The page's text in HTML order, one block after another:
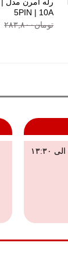
5PIN | 10A
تومان۲۸۳,۸۰۰